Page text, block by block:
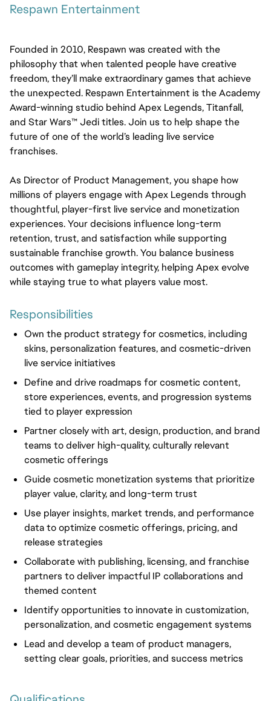
Respawn Entertainment
Founded in 2010, Respawn was created with the
philosophy that when talented people have creative
freedom, they’ll make extraordinary games that achieve
the unexpected. Respawn Entertainment is the Academy
Award-winning studio behind Apex Legends, Titanfall,
and Star Wars™ Jedi titles. Join us to help shape the
future of one of the world’s leading live service
franchises.
As Director of Product Management, you shape how
millions of players engage with Apex Legends through
thoughtful, player-first live service and monetization
experiences. Your decisions influence long-term
retention, trust, and satisfaction while supporting
sustainable franchise growth. You balance business
outcomes with gameplay integrity, helping Apex evolve
while staying true to what players value most.
Responsibilities
Own the product strategy for cosmetics, including
skins, personalization features, and cosmetic-driven
live service initiatives
Define and drive roadmaps for cosmetic content,
store experiences, events, and progression systems
tied to player expression
Partner closely with art, design, production, and brand
teams to deliver high-quality, culturally relevant
cosmetic offerings
Guide cosmetic monetization systems that prioritize
player value, clarity, and long-term trust
Use player insights, market trends, and performance
data to optimize cosmetic offerings, pricing, and
release strategies
Collaborate with publishing, licensing, and franchise
partners to deliver impactful IP collaborations and
themed content
Identify opportunities to innovate in customization,
personalization, and cosmetic engagement systems
Lead and develop a team of product managers,
setting clear goals, priorities, and success metrics